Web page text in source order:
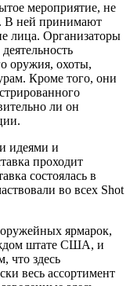
мероприятие, не
В ней принимают
лица. Организаторы
оружия, охоты,
Кроме того, они
ли он
идеями и
проходит
состоялась в
во всех Shot
ярмарок,
штате США, и
что здесь
весь ассортимент